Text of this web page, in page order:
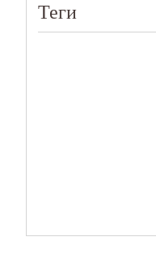
Теги